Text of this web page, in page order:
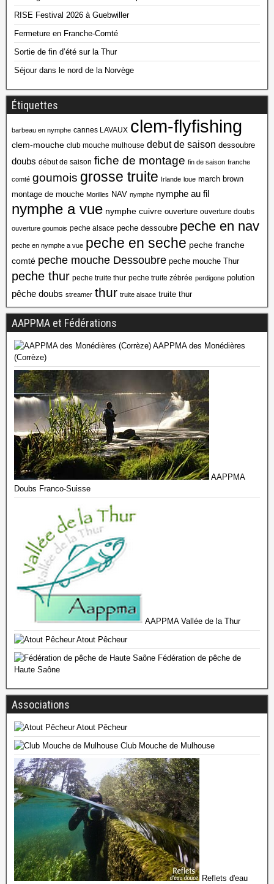
RISE Festival 2026 à Guebwiller
Fermeture en Franche-Comté
Sortie de fin d’été sur la Thur
Séjour dans le nord de la Norvège
Étiquettes
barbeau en nymphe cannes LAVAUX clem-flyfishing
clem-mouche club mouche mulhouse debut de saison dessoubre
doubs début de saison fiche de montage fin de saison franche
comté goumois grosse truite Irlande loue march brown
montage de mouche Morilles NAV nymphe nymphe au fil
nymphe a vue nymphe cuivre ouverture ouverture doubs
ouverture goumois peche alsace peche dessoubre peche en nav
peche en nymphe a vue peche en seche peche franche
comté peche mouche Dessoubre peche mouche Thur
peche thur peche truite thur peche truite zébrée perdigone polution
pêche doubs streamer thur truite alsace truite thur
AAPPMA et Fédérations
AAPPMA des Monédières
(Corrèze)
AAPPMA
Doubs Franco-Suisse
AAPPMA Vallée de la Thur
Atout Pêcheur
Fédération de pêche de
Haute Saône
Associations
Atout Pêcheur
Club Mouche de Mulhouse
Reflets d'eau